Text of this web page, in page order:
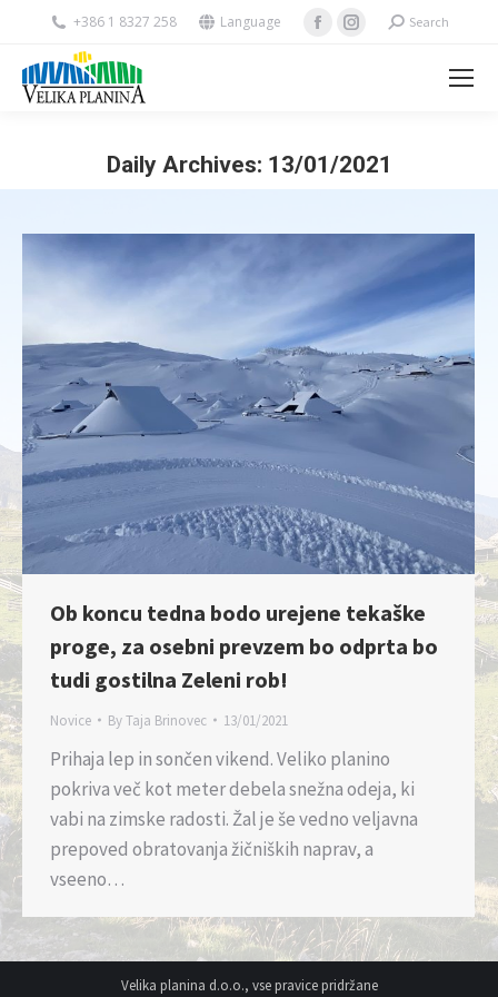
+386 1 8327 258 Language
Facebook
window
Instagram
window
Search:Search
Daily Archives: 13/01/2021
You are here:
Ob koncu tedna bodo urejene tekaške
proge, za osebni prevzem bo odprta bo
tudi gostilna Zeleni rob!
Novice ByTaja Brinovec 13/01/2021
Prihaja lep in sončen vikend. Veliko planino
pokriva več kot meter debela snežna odeja, ki
vabi na zimske radosti. Žal je še vedno veljavna
prepoved obratovanja žičniških naprav, a
vseeno…
Velika planina d.o.o., vse pravice pridržane